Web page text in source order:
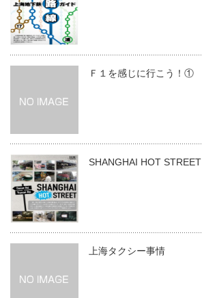
Ｆ１を感じに行こう！①
SHANGHAI HOT STREET
上海タクシー事情